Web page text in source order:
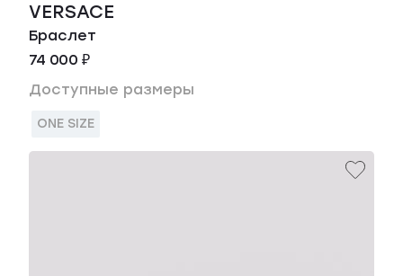
VERSACE
Браслет
74 000 ₽
Доступные размеры
ONE SIZE